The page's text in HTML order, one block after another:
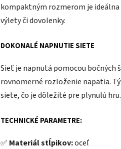
kompaktným rozmerom je ideálna
výlety či dovolenky.
DOKONALÉ NAPNUTIE SIETE
Sieť je napnutá pomocou bočných
rovnomerné rozloženie napätia.
siete, čo je dôležité pre plynulú hru.
TECHNICKÉ PARAMETRE:
✅ Materiál stĺpikov:oceľ